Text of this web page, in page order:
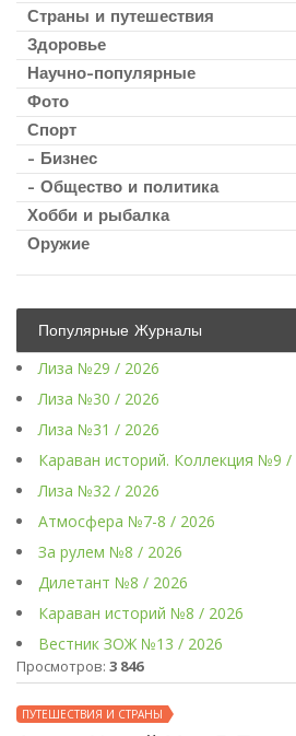
Страны и путешествия
Здоровье
Научно-популярные
Фото
Спорт
- Бизнес
- Общество и политика
Хобби и рыбалка
Оружие
Популярные Журналы
Лиза №29 / 2026
Лиза №30 / 2026
Лиза №31 / 2026
Караван историй. Коллекция №9 /
Лиза №32 / 2026
Атмосфера №7-8 / 2026
За рулем №8 / 2026
Дилетант №8 / 2026
Караван историй №8 / 2026
Вестник ЗОЖ №13 / 2026
Просмотров: 3 846
ПУТЕШЕСТВИЯ И СТРАНЫ